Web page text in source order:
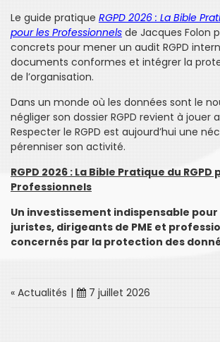
Le guide pratique RGPD 2026 : La Bible
pour les Professionnels de Jacques Folon
concrets pour mener un audit RGPD
documents conformes et intégrer la
de l’organisation.
Dans un monde où les données sont le
négliger son dossier RGPD revient à jouer
Respecter le RGPD est aujourd’hui une
pérenniser son activité.
RGPD 2026 : La Bible Pratique du RGPD
Professionnels
Un investissement indispensable pour
juristes, dirigeants de PME et
concernés par la protection des
« Actualités | 7 juillet 2026